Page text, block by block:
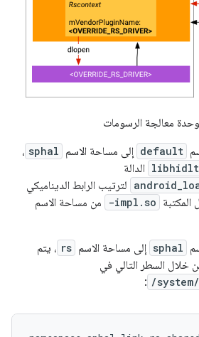
معالجة الرسومات
default إلى مساحة الاسم sphal ،
الدالة
لترتيب الرابط الديناميكي
-impl.so من مساحة الاسم
sphal إلى مساحة الاسم rs ، يتم
خلال السطر التالي في
/
: